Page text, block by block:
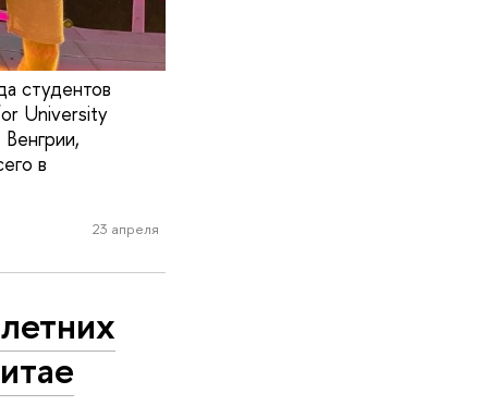
студентов
University
в
23 апреля